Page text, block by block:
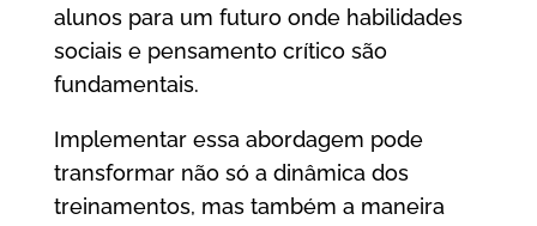
alunos para um futuro onde habilidades
sociais e pensamento crítico são
fundamentais.
Implementar essa abordagem pode
transformar não só a dinâmica dos
treinamentos, mas também a maneira